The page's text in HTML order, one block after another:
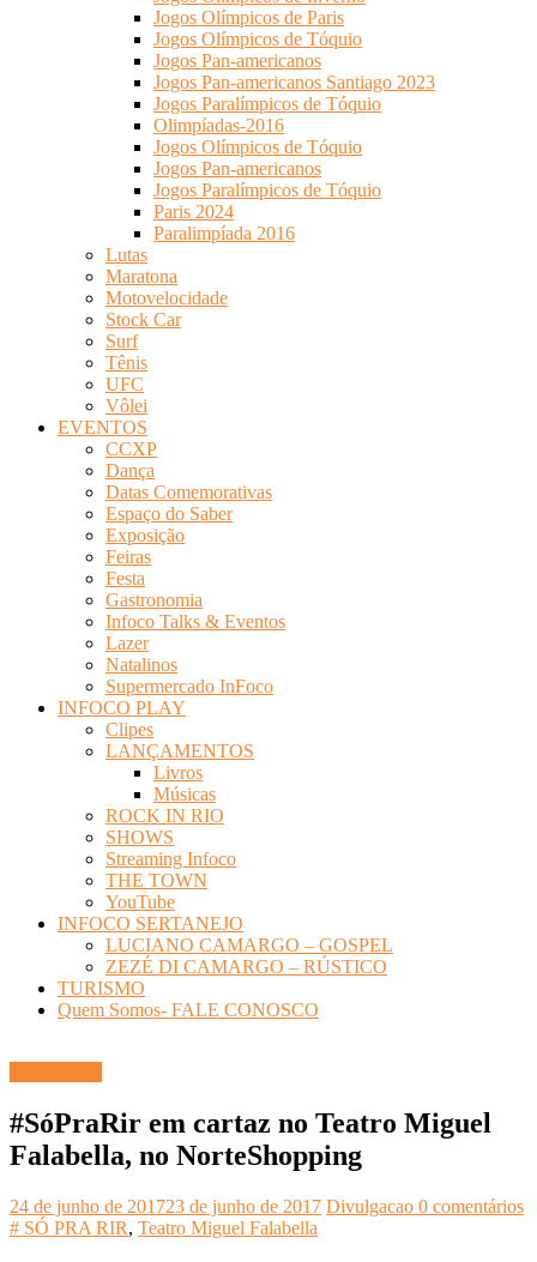
Jogos Olímpicos de Paris
Jogos Olímpicos de Tóquio
Jogos Pan-americanos
Jogos Pan-americanos Santiago 2023
Jogos Paralímpicos de Tóquio
Olimpíadas-2016
Jogos Olímpicos de Tóquio
Jogos Pan-americanos
Jogos Paralímpicos de Tóquio
Paris 2024
Paralimpíada 2016
Lutas
Maratona
Motovelocidade
Stock Car
Surf
Tênis
UFC
Vôlei
EVENTOS
CCXP
Dança
Datas Comemorativas
Espaço do Saber
Exposição
Feiras
Festa
Gastronomia
Infoco Talks & Eventos
Lazer
Natalinos
Supermercado InFoco
INFOCO PLAY
Clipes
LANÇAMENTOS
Livros
Músicas
ROCK IN RIO
SHOWS
Streaming Infoco
THE TOWN
YouTube
INFOCO SERTANEJO
LUCIANO CAMARGO – GOSPEL
ZEZÉ DI CAMARGO – RÚSTICO
TURISMO
Quem Somos- FALE CONOSCO
#SóPraRir em cartaz no Teatro Miguel
Falabella, no NorteShopping
24 de junho de 201723 de junho de 2017 Divulgacao 0 comentários
# SÓ PRA RIR, Teatro Miguel Falabella